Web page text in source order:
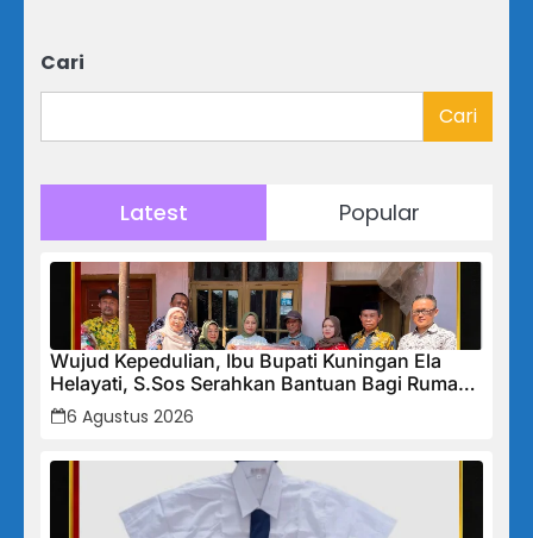
Cari
Cari
Latest Popular
Wujud Kepedulian, Ibu Bupati Kuningan Ela
Helayati, S.Sos Serahkan Bantuan Bagi Rumah
Terdampak Bencana di Desa Karangkancana
6 Agustus 2026